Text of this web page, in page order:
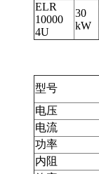
ELR
10000
4U
30
kW
型号
电压
电流
功率
内阻